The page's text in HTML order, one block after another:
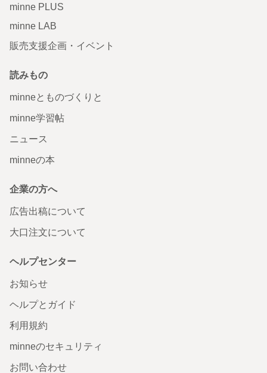
minne PLUS
minne LAB
販売支援企画・イベント
読みもの
minneとものづくりと
minne学習帖
ニュース
minneの本
企業の方へ
広告出稿について
大口注文について
ヘルプセンター
お知らせ
ヘルプとガイド
利用規約
minneのセキュリティ
お問い合わせ